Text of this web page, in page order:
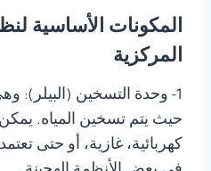
المكونات الأساسية
المركزية
1- وحدة التسخين (البيلر):
حيث يتم تسخين المياه.
كهربائية، غازية، أو حتى